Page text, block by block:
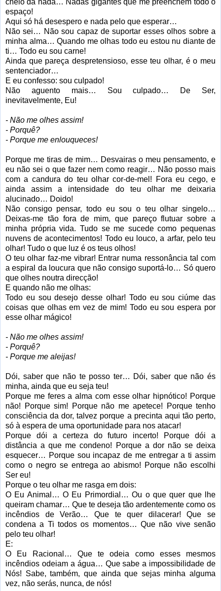
cheio da nada… Nadas gigantes que me preenchem todo o
espaço!
Aqui só há desespero e nada pelo que esperar…
Não sei… Não sou capaz de suportar esses olhos sobre a
minha alma… Quando me olhas todo eu estou nu diante de
ti… Todo eu sou carne!
Ainda que pareça despretensioso, esse teu olhar, é o meu
sentenciador…
E eu confesso: sou culpado!
Não aguento mais… Sou culpado… De Ser,
inevitavelmente, Eu!
- Não me olhes assim!
- Porquê?
- Porque me enlouqueces!
Porque me tiras de mim… Desvairas o meu pensamento, e
eu não sei o que fazer nem como reagir… Não posso mais
com a candura do teu olhar cor-de-mel! Fora eu cego, e
ainda assim a intensidade do teu olhar me deixaria
alucinado… Doido!
Não consigo pensar, todo eu sou o teu olhar singelo…
Deixas-me tão fora de mim, que pareço flutuar sobre a
minha própria vida. Tudo se me sucede como pequenas
nuvens de acontecimentos! Todo eu louco, a arfar, pelo teu
olhar! Tudo o que luz é os teus olhos!
O teu olhar faz-me vibrar! Entrar numa ressonância tal com
a espiral da loucura que não consigo suportá-lo… Só quero
que olhes noutra direcção!
E quando não me olhas:
Todo eu sou desejo desse olhar! Todo eu sou ciúme das
coisas que olhas em vez de mim! Todo eu sou espera por
esse olhar mágico!
- Não me olhes assim!
- Porquê?
- Porque me aleijas!
Dói, saber que não te posso ter… Dói, saber que não és
minha, ainda que eu seja teu!
Porque me feres a alma com esse olhar hipnótico! Porque
não! Porque sim! Porque não me apetece! Porque tenho
consciência da dor, talvez porque a precinta aqui tão perto,
só à espera de uma oportunidade para nos atacar!
Porque dói a certeza do futuro incerto! Porque dói a
distância a que me condeno! Porque a dor não se deixa
esquecer… Porque sou incapaz de me entregar a ti assim
como o negro se entrega ao abismo! Porque não escolhi
Ser eu!
Porque o teu olhar me rasga em dois:
O Eu Animal… O Eu Primordial… Ou o que quer que lhe
queiram chamar… Que te deseja tão ardentemente como os
incêndios de Verão… Que te quer dilacerar! Que se
condena a Ti todos os momentos… Que não vive senão
pelo teu olhar!
E:
O Eu Racional… Que te odeia como esses mesmos
incêndios odeiam a água… Que sabe a impossibilidade de
Nós! Sabe, também, que ainda que sejas minha alguma
vez, não serás, nunca, de nós!